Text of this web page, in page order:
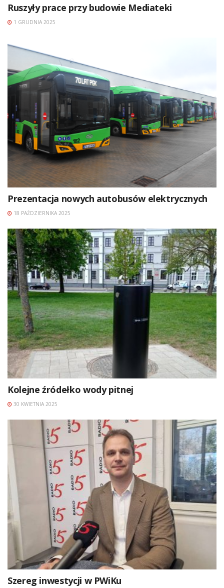
Ruszyły prace przy budowie Mediateki
1 GRUDNIA 2025
Prezentacja nowych autobusów elektrycznych
18 PAŹDZIERNIKA 2025
Kolejne źródełko wody pitnej
30 KWIETNIA 2025
Szereg inwestycji w PWiKu